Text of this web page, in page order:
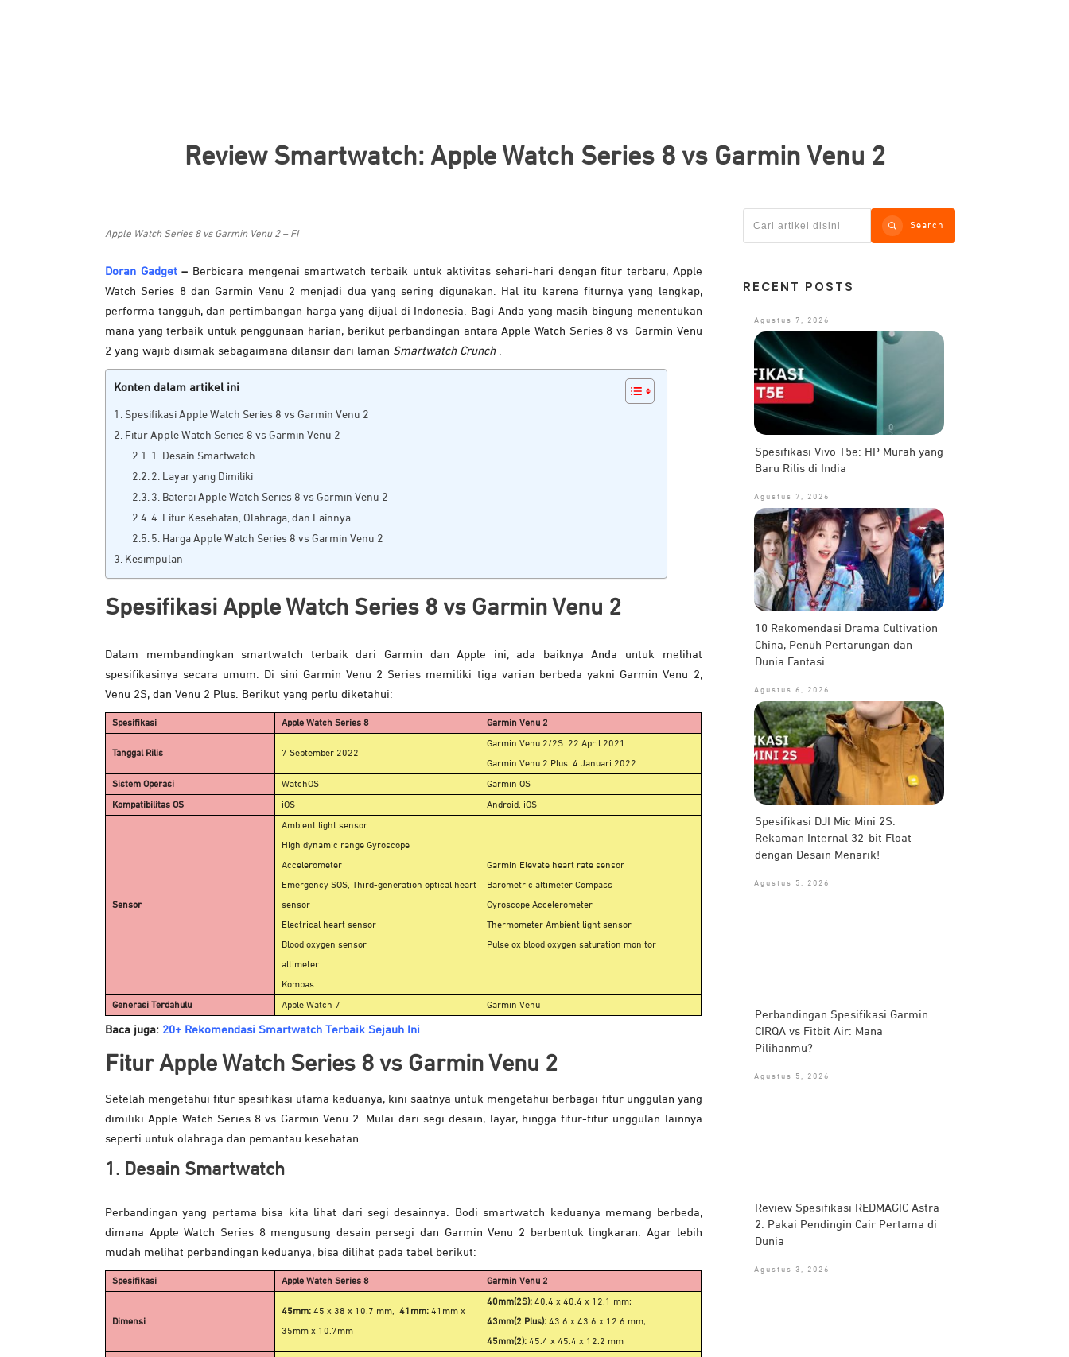
Review Smartwatch: Apple Watch Series 8 vs Garmin Venu 2
Apple Watch Series 8 vs Garmin Venu 2 – FI
Doran Gadget – Berbicara mengenai smartwatch terbaik untuk aktivitas sehari-hari dengan fitur terbaru, Apple
Watch Series 8 dan Garmin Venu 2 menjadi dua yang sering digunakan. Hal itu karena fiturnya yang lengkap,
performa tangguh, dan pertimbangan harga yang dijual di Indonesia. Bagi Anda yang masih bingung menentukan
mana yang terbaik untuk penggunaan harian, berikut perbandingan antara Apple Watch Series 8 vs Garmin Venu
2 yang wajib disimak sebagaimana dilansir dari laman Smartwatch Crunch.
Konten dalam artikel ini
Spesifikasi Apple Watch Series 8 vs Garmin Venu 2
Fitur Apple Watch Series 8 vs Garmin Venu 2
1. Desain Smartwatch
2. Layar yang Dimiliki
3. Baterai Apple Watch Series 8 vs Garmin Venu 2
4. Fitur Kesehatan, Olahraga, dan Lainnya
5. Harga Apple Watch Series 8 vs Garmin Venu 2
Kesimpulan
Spesifikasi Apple Watch Series 8 vs Garmin Venu 2
Dalam membandingkan smartwatch terbaik dari Garmin dan Apple ini, ada baiknya Anda untuk melihat
spesifikasinya secara umum. Di sini Garmin Venu 2 Series memiliki tiga varian berbeda yakni Garmin Venu 2,
Venu 2S, dan Venu 2 Plus. Berikut yang perlu diketahui:
Spesifikasi Apple Watch Series 8 Garmin Venu 2
Tanggal Rilis 7 September 2022
Garmin Venu 2/2S: 22 April 2021
Garmin Venu 2 Plus: 4 Januari 2022
Sistem Operasi WatchOS Garmin OS
Kompatibilitas OS iOS Android, iOS
Sensor
Ambient light sensor
High dynamic range Gyroscope
Accelerometer
Emergency SOS, Third-generation optical heart
sensor
Electrical heart sensor
Blood oxygen sensor
altimeter
Kompas
Garmin Elevate heart rate sensor
Barometric altimeter Compass
Gyroscope Accelerometer
Thermometer Ambient light sensor
Pulse ox blood oxygen saturation monitor
Generasi Terdahulu Apple Watch 7 Garmin Venu
Baca juga: 20+ Rekomendasi Smartwatch Terbaik Sejauh Ini
Fitur Apple Watch Series 8 vs Garmin Venu 2
Setelah mengetahui fitur spesifikasi utama keduanya, kini saatnya untuk mengetahui berbagai fitur unggulan yang
dimiliki Apple Watch Series 8 vs Garmin Venu 2. Mulai dari segi desain, layar, hingga fitur-fitur unggulan lainnya
seperti untuk olahraga dan pemantau kesehatan.
1. Desain Smartwatch
Perbandingan yang pertama bisa kita lihat dari segi desainnya. Bodi smartwatch keduanya memang berbeda,
dimana Apple Watch Series 8 mengusung desain persegi dan Garmin Venu 2 berbentuk lingkaran. Agar lebih
mudah melihat perbandingan keduanya, bisa dilihat pada tabel berikut:
Spesifikasi Apple Watch Series 8 Garmin Venu 2
Dimensi
45mm: 45 x 38 x 10.7 mm, 41mm: 41mm x
35mm x 10.7mm
40mm(2S): 40.4 x 40.4 x 12.1 mm;
43mm(2 Plus): 43.6 x 43.6 x 12.6 mm;
45mm(2): 45.4 x 45.4 x 12.2 mm
Search
RECENT POSTS
Agustus 7, 2026
Spesifikasi Vivo T5e: HP Murah yang
Baru Rilis di India
Agustus 7, 2026
10 Rekomendasi Drama Cultivation
China, Penuh Pertarungan dan
Dunia Fantasi
Agustus 6, 2026
Spesifikasi DJI Mic Mini 2S:
Rekaman Internal 32-bit Float
dengan Desain Menarik!
Agustus 5, 2026
Perbandingan Spesifikasi Garmin
CIRQA vs Fitbit Air: Mana
Pilihanmu?
Agustus 5, 2026
Review Spesifikasi REDMAGIC Astra
2: Pakai Pendingin Cair Pertama di
Dunia
Agustus 3, 2026